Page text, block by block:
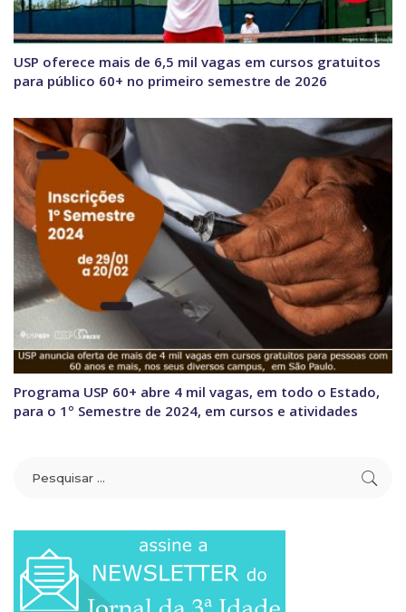
USP oferece mais de 6,5 mil vagas em cursos gratuitos
para público 60+ no primeiro semestre de 2026
Programa USP 60+ abre 4 mil vagas, em todo o Estado,
para o 1º Semestre de 2024, em cursos e atividades